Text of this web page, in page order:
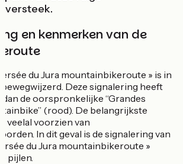
en kenmerken van de
du Jura mountainbikeroute » is in
bewegwijzerd. Deze signalering heeft
dan de oorspronkelijke “Grandes
(rood). De belangrijkste
veelal voorzien van
In dit geval is de signalering van
du Jura mountainbikeroute »
pijlen.